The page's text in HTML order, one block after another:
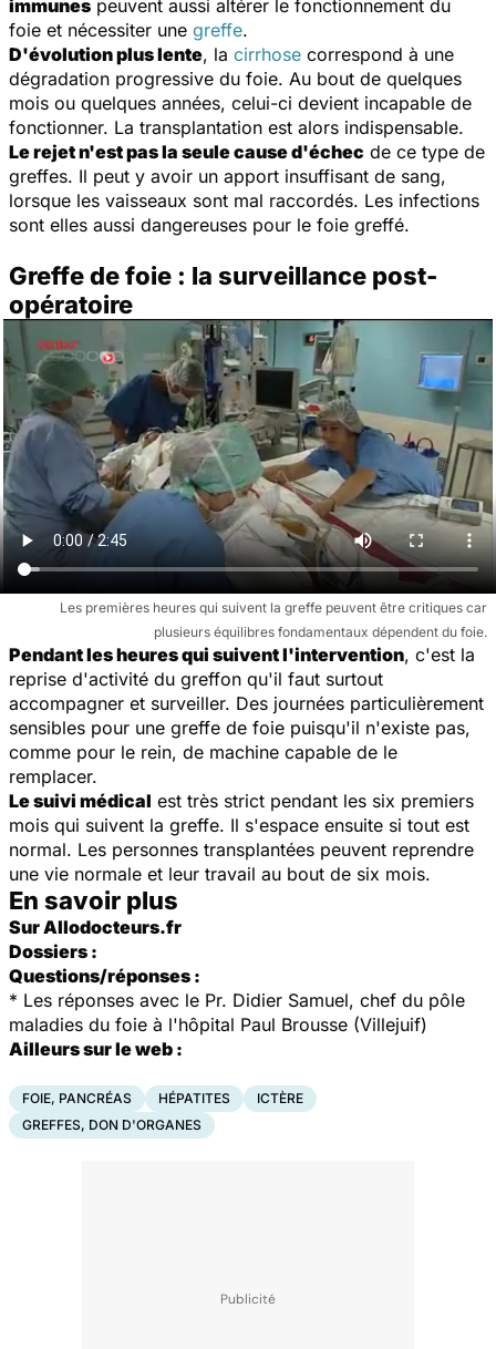
immunes peuvent aussi altérer le fonctionnement du
foie et nécessiter une greffe.
D'évolution plus lente, la cirrhose correspond à une
dégradation progressive du foie. Au bout de quelques
mois ou quelques années, celui-ci devient incapable de
fonctionner. La transplantation est alors indispensable.
Le rejet n'est pas la seule cause d'échec de ce type de
greffes. Il peut y avoir un apport insuffisant de sang,
lorsque les vaisseaux sont mal raccordés. Les infections
sont elles aussi dangereuses pour le foie greffé.
Greffe de foie : la surveillance post-
opératoire
Les premières heures qui suivent la greffe peuvent être critiques car
plusieurs équilibres fondamentaux dépendent du foie.
Pendant les heures qui suivent l'intervention, c'est la
reprise d'activité du greffon qu'il faut surtout
accompagner et surveiller. Des journées particulièrement
sensibles pour une greffe de foie puisqu'il n'existe pas,
comme pour le rein, de machine capable de le
remplacer.
Le suivi médical est très strict pendant les six premiers
mois qui suivent la greffe. Il s'espace ensuite si tout est
normal. Les personnes transplantées peuvent reprendre
une vie normale et leur travail au bout de six mois.
En savoir plus
Sur Allodocteurs.fr
Dossiers :
Questions/réponses :
* Les réponses avec le Pr. Didier Samuel, chef du pôle
maladies du foie à l'hôpital Paul Brousse (Villejuif)
Ailleurs sur le web :
FOIE, PANCRÉAS HÉPATITES
ICTÈRE
GREFFES, DON D'ORGANES